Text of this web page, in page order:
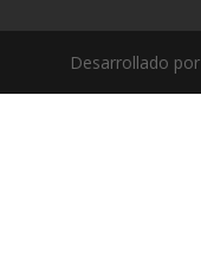
Desarrollado por